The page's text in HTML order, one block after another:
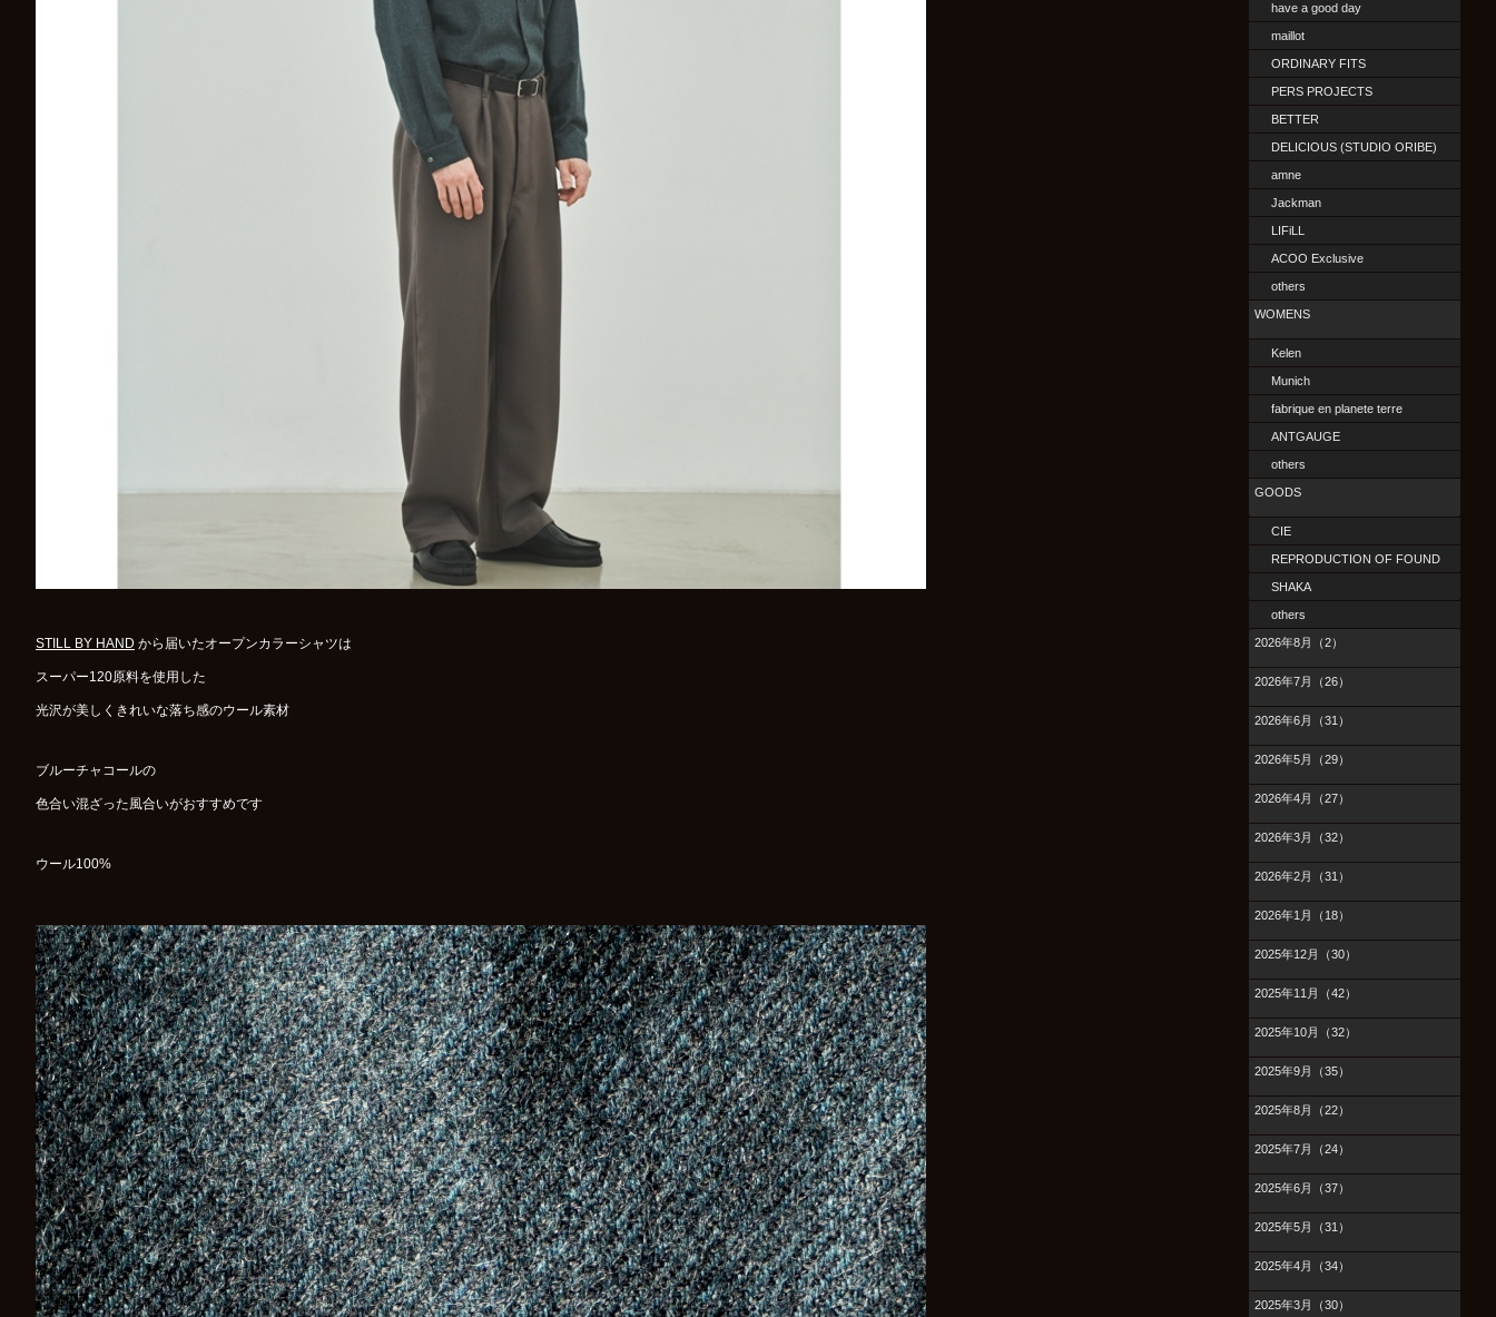
STILL BY HAND から届いたオープンカラーシャツは
スーパー120原料を使用した
光沢が美しくきれいな落ち感のウール素材
ブルーチャコールの
色合い混ざった風合いがおすすめです
ウール100%
have a good day
maillot
ORDINARY FITS
PERS PROJECTS
BETTER
DELICIOUS (STUDIO ORIBE)
amne
Jackman
LIFiLL
ACOO Exclusive
others
WOMENS
Kelen
Munich
fabrique en planete terre
ANTGAUGE
others
GOODS
CIE
REPRODUCTION OF FOUND
SHAKA
others
2026年8月（2）
2026年7月（26）
2026年6月（31）
2026年5月（29）
2026年4月（27）
2026年3月（32）
2026年2月（31）
2026年1月（18）
2025年12月（30）
2025年11月（42）
2025年10月（32）
2025年9月（35）
2025年8月（22）
2025年7月（24）
2025年6月（37）
2025年5月（31）
2025年4月（34）
2025年3月（30）